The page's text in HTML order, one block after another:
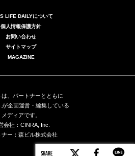
SHARE
LIFE DAILYについて
個人情報保護方針
お問い合わせ
サイトマップ
MAGAZINE
は、パートナーとともに
が企画運営・編集している
メディアです。
会社：CINRA, Inc.
ナー：森ビル株式会社